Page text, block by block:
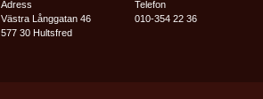
Adress
Västra Långgatan 46
577 30 Hultsfred
Telefon
010-354 22 36